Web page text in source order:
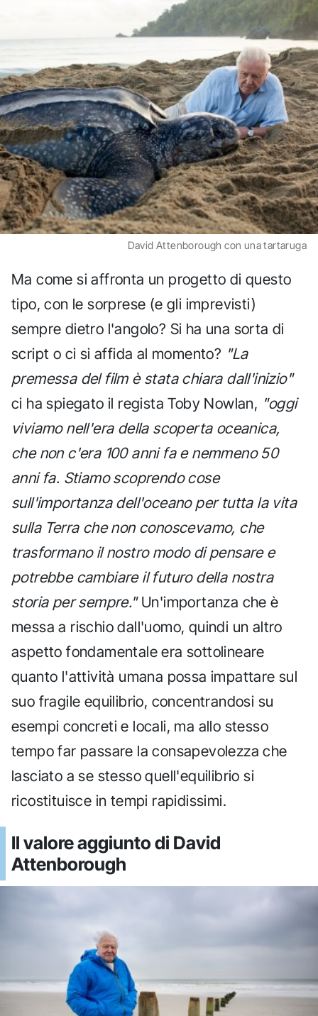
David Attenborough con una tartaruga
Ma come si affronta un progetto di questo
tipo, con le sorprese (e gli imprevisti)
sempre dietro l'angolo? Si ha una sorta di
script o ci si affida al momento? "La
premessa del film è stata chiara dall'inizio"
ci ha spiegato il regista Toby Nowlan, "oggi
viviamo nell'era della scoperta oceanica,
che non c'era 100 anni fa e nemmeno 50
anni fa. Stiamo scoprendo cose
sull'importanza dell'oceano per tutta la vita
sulla Terra che non conoscevamo, che
trasformano il nostro modo di pensare e
potrebbe cambiare il futuro della nostra
storia per sempre."Un'importanza che è
messa a rischio dall'uomo, quindi un altro
aspetto fondamentale era sottolineare
quanto l'attività umana possa impattare sul
suo fragile equilibrio, concentrandosi su
esempi concreti e locali, ma allo stesso
tempo far passare la consapevolezza che
lasciato a se stesso quell'equilibrio si
ricostituisce in tempi rapidissimi.
Il valore aggiunto di David
Attenborough